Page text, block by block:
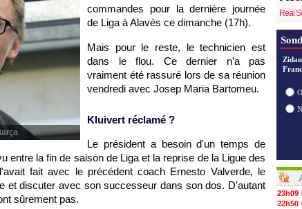
commandes pour la dernière journée
de Liga à Alavès ce dimanche (17h).
Mais pour le reste, le technicien est
dans le flou. Ce dernier n'a pas
vraiment été rassuré lors de sa réunion
vendredi avec Josep Maria Bartomeu.
Kluivert réclamé ?
Le président a besoin d'un temps de
entre la fin de saison de Liga et la reprise de la Ligue des
fait avec le précédent coach Ernesto Valverde, le
et discuter avec son successeur dans son dos. D'autant
sûrement pas.
Real
23h09
22h50